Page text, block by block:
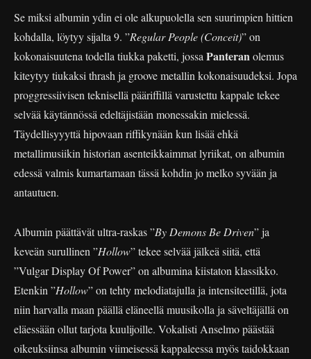
Se miksi albumin ydin ei ole alkupuolella sen suurimpien hittien
kohdalla, löytyy sijalta 9. ”Regular People (Conceit)” on
kokonaisuutena todella tiukka paketti, jossa Panteran olemus
kiteytyy tiukaksi thrash ja groove metallin kokonaisuudeksi. Jopa
proggressiivisen teknisellä pääriffillä varustettu kappale tekee
selvää käytännössä edeltäjistään monessakin mielessä.
Täydellisyyyttä hipovaan riffikynään kun lisää ehkä
metallimusiikin historian asenteikkaimmat lyriikat, on albumin
edessä valmis kumartamaan tässä kohdin jo melko syvään ja
antautuen.
Albumin päättävät ultra-raskas ”By Demons Be Driven” ja
keveän surullinen ”Hollow” tekee selvää jälkeä siitä, että
”Vulgar Display Of Power” on albumina kiistaton klassikko.
Etenkin ”Hollow” on tehty melodiatajulla ja intensiteetillä, jota
niin harvalla maan päällä eläneellä muusikolla ja säveltäjällä on
eläessään ollut tarjota kuulijoille. Vokalisti Anselmo päästää
oikeuksiinsa albumin viimeisessä kappaleessa myös taidokkaan